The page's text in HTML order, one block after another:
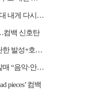
정해인, ‘이런 엿같은 사랑’ OST ‘그대 내게 다시’ 리메이크 가창
컴백 신호탄
이보람, ‘심플리 케이팝’ 출격…단단한 발성+호소력 짙은 음색 무대 압도
웨이프 보이즈, ‘WAYF BOYS DO’ 발매 “음악·안무·비주얼 직접 참여”
pieces’ 컴백